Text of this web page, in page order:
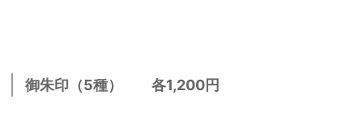
御朱印（5種） 各1,200円